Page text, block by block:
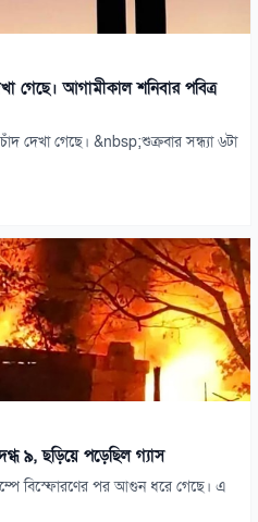
গেছে। আগামীকাল শনিবার পবিত্র
দেখা গেছে। &nbsp;শুক্রবার সন্ধ্যা ৬টা
৯, ছড়িয়ে পড়েছিল গ্যাস
বিস্ফোরণের পর আগুন ধরে গেছে। এ